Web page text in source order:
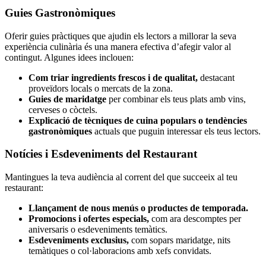
Guies Gastronòmiques
Oferir guies pràctiques que ajudin els lectors a millorar la seva
experiència culinària és una manera efectiva d’afegir valor al
contingut. Algunes idees inclouen:
Com triar ingredients frescos i de qualitat, destacant
proveïdors locals o mercats de la zona.
Guies de maridatge per combinar els teus plats amb vins,
cerveses o còctels.
Explicació de tècniques de cuina populars o tendències
gastronòmiques actuals que puguin interessar els teus lectors.
Notícies i Esdeveniments del Restaurant
Mantingues la teva audiència al corrent del que succeeix al teu
restaurant:
Llançament de nous menús o productes de temporada.
Promocions i ofertes especials, com ara descomptes per
aniversaris o esdeveniments temàtics.
Esdeveniments exclusius, com sopars maridatge, nits
temàtiques o col·laboracions amb xefs convidats.